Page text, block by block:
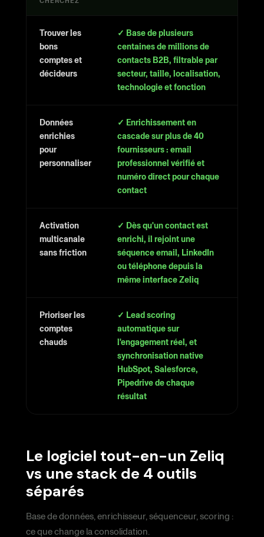
Trouver les
bons
comptes et
décideurs
✓ Base de plusieurs
centaines de millions de
contacts B2B, filtrable par
secteur, taille, localisation,
technologie et fonction
Données
enrichies
pour
personnaliser
✓ Enrichissement en
cascade sur plus de 40
fournisseurs : email
professionnel vérifié et
numéro direct pour chaque
contact
Activation
multicanale
sans friction
✓ Dès qu'un contact est
enrichi, il rejoint une
séquence email, LinkedIn
ou téléphone depuis la
même interface Zeliq
Prioriser les
comptes
chauds
✓ Lead scoring
automatique sur
l'engagement réel, et
synchronisation native
HubSpot, Salesforce,
Pipedrive de chaque
résultat
Le logiciel tout-en-un Zeliq
vs une stack de 4 outils
séparés
Base de données, enrichisseur, séquenceur, scoring :
ce que change la consolidation.